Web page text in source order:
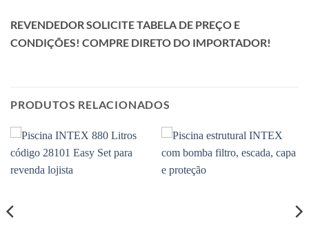
REVENDEDOR SOLICITE TABELA DE PREÇO E
CONDIÇÕES! COMPRE DIRETO DO IMPORTADOR!
PRODUTOS RELACIONADOS